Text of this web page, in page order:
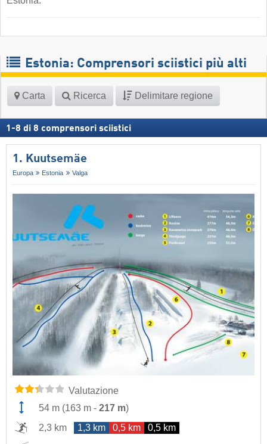
Estonia: Comprensori sciistici più alti
Carta Ricerca Delimitare regione
1 -8 di 8 comprensori sciistici
1. Kuutsemäe
Europa Estonia Valga
Valutazione
54 m (163 m - 217 m)
2,3 km
1,3 km 0,5 km 0,5 km